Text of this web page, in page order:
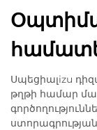
Սպեցիալizu
թղթի համար